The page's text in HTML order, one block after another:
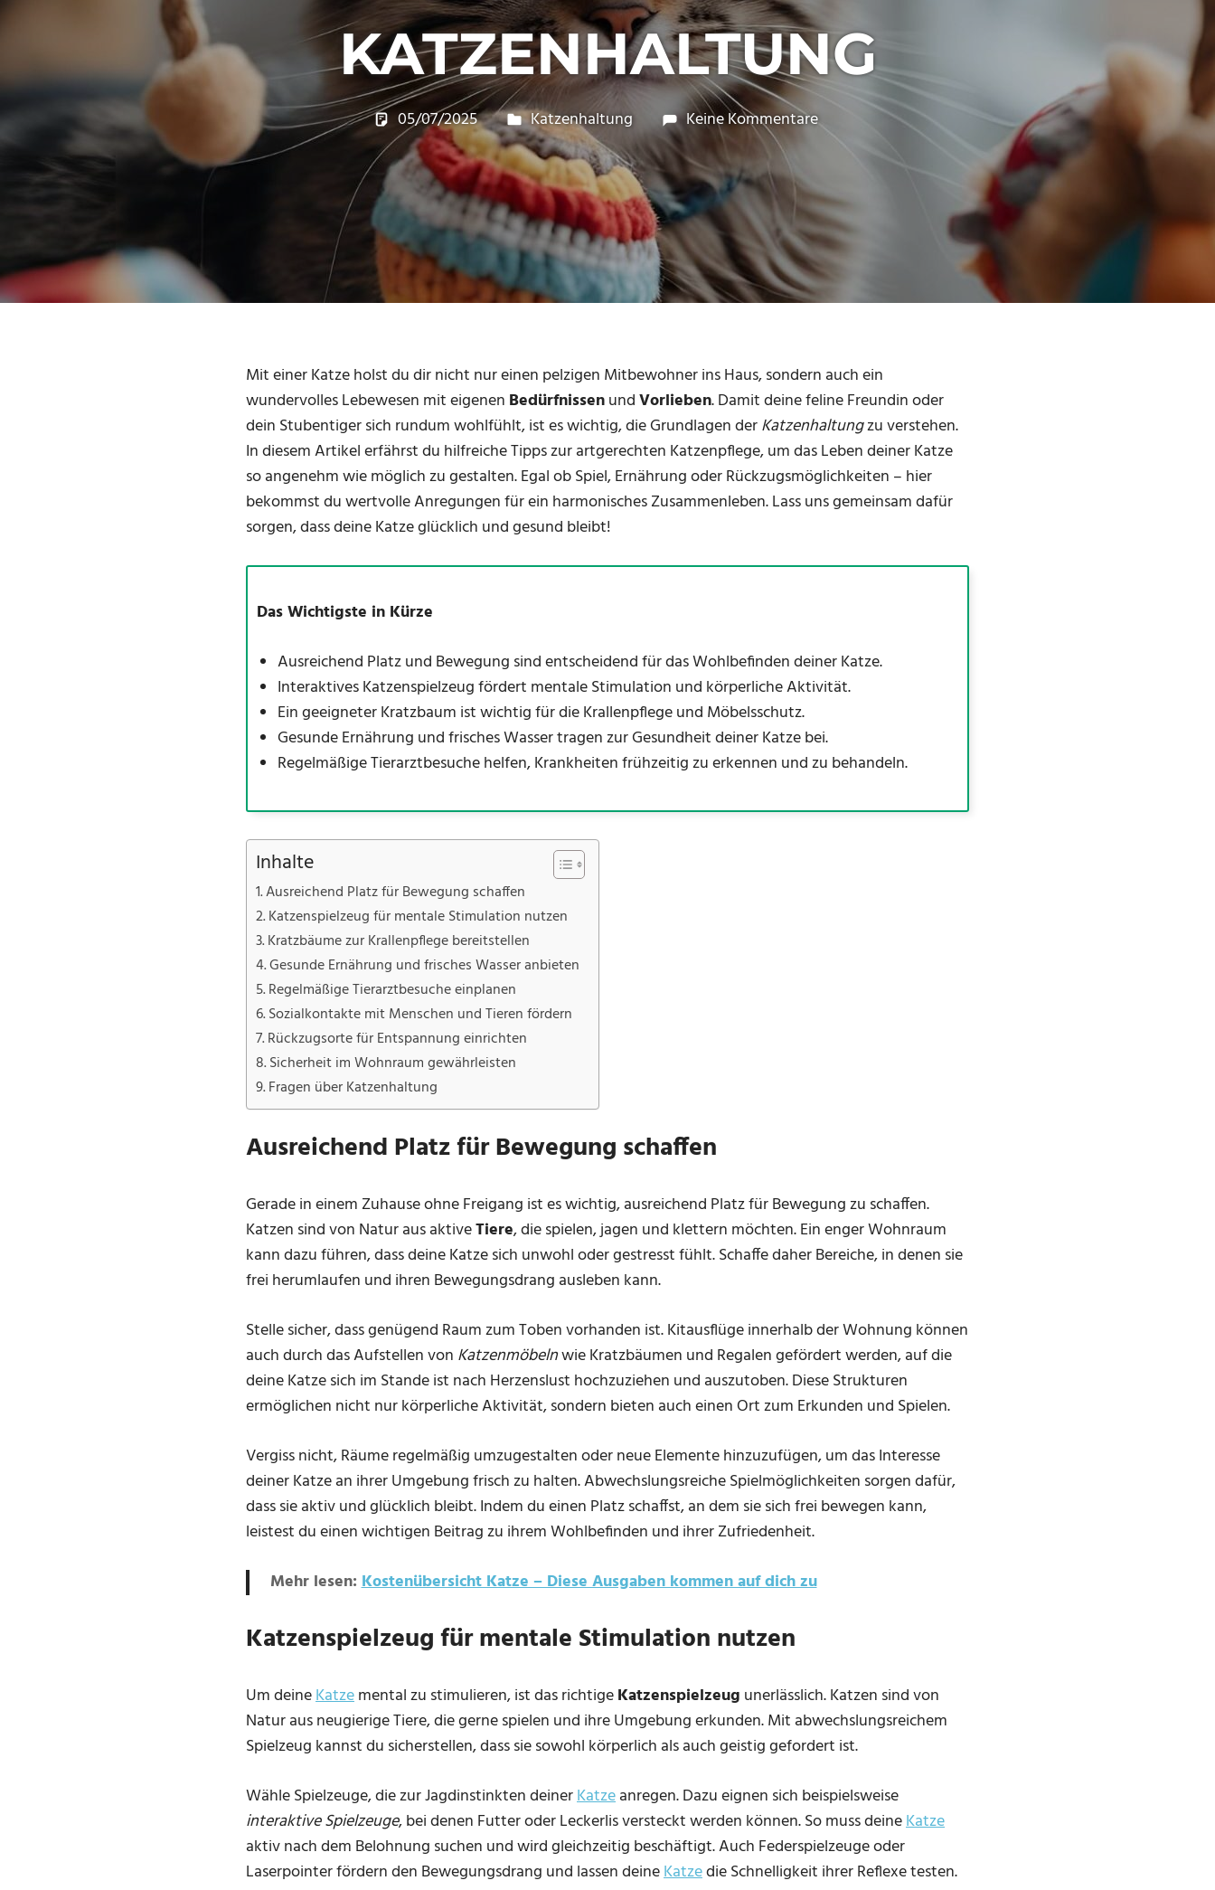
KATZENHALTUNG
05/07/2025 Veronika
Katzenhaltung Keine Kommentare
Mit einer Katze holst du dir nicht nur einen pelzigen Mitbewohner ins Haus, sondern auch ein
wundervolles Lebewesen mit eigenen BedürfnissenundVorlieben. Damit deine feline Freundin oder
dein Stubentiger sich rundum wohlfühlt, ist es wichtig, die Grundlagen derKatzenhaltungzu verstehen.
In diesem Artikel erfährst du hilfreiche Tipps zur artgerechten Katzenpflege, um das Leben deiner Katze
so angenehm wie möglich zu gestalten. Egal ob Spiel, Ernährung oder Rückzugsmöglichkeiten – hier
bekommst du wertvolle Anregungen für ein harmonisches Zusammenleben. Lass uns gemeinsam dafür
sorgen, dass deine Katze glücklich und gesund bleibt!
Das Wichtigste in Kürze
Ausreichend Platz und Bewegung sind entscheidend für das Wohlbefinden deiner Katze.
Interaktives Katzenspielzeug fördert mentale Stimulation und körperliche Aktivität.
Ein geeigneter Kratzbaum ist wichtig für die Krallenpflege und Möbelsschutz.
Gesunde Ernährung und frisches Wasser tragen zur Gesundheit deiner Katze bei.
Regelmäßige Tierarztbesuche helfen, Krankheiten frühzeitig zu erkennen und zu behandeln.
Inhalte
Ausreichend Platz für Bewegung schaffen
Katzenspielzeug für mentale Stimulation nutzen
Kratzbäume zur Krallenpflege bereitstellen
Gesunde Ernährung und frisches Wasser anbieten
Regelmäßige Tierarztbesuche einplanen
Sozialkontakte mit Menschen und Tieren fördern
Rückzugsorte für Entspannung einrichten
Sicherheit im Wohnraum gewährleisten
Fragen über Katzenhaltung
Ausreichend Platz für Bewegung schaffen
Gerade in einem Zuhause ohne Freigang ist es wichtig, ausreichend Platz für Bewegung zu schaffen.
Katzen sind von Natur aus aktiveTiere, die spielen, jagen und klettern möchten. Ein enger Wohnraum
kann dazu führen, dass deine Katze sich unwohl oder gestresst fühlt. Schaffe daher Bereiche, in denen sie
frei herumlaufen und ihren Bewegungsdrang ausleben kann.
Stelle sicher, dass genügend Raum zum Toben vorhanden ist. Kitausflüge innerhalb der Wohnung können
auch durch das Aufstellen von Katzenmöbelnwie Kratzbäumen und Regalen gefördert werden, auf die
deine Katze sich im Stande ist nach Herzenslust hochzuziehen und auszutoben. Diese Strukturen
ermöglichen nicht nur körperliche Aktivität, sondern bieten auch einen Ort zum Erkunden und Spielen.
Vergiss nicht, Räume regelmäßig umzugestalten oder neue Elemente hinzuzufügen, um das Interesse
deiner Katze an ihrer Umgebung frisch zu halten. Abwechslungsreiche Spielmöglichkeiten sorgen dafür,
dass sie aktiv und glücklich bleibt. Indem du einen Platz schaffst, an dem sie sich frei bewegen kann,
leistest du einen wichtigen Beitrag zu ihrem Wohlbefinden und ihrer Zufriedenheit.
Mehr lesen:Kostenübersicht Katze – Diese Ausgaben kommen auf dich zu
Katzenspielzeug für mentale Stimulation nutzen
Um deineKatzemental zu stimulieren, ist das richtigeKatzenspielzeug unerlässlich. Katzen sind von
Natur aus neugierige Tiere, die gerne spielen und ihre Umgebung erkunden. Mit abwechslungsreichem
Spielzeug kannst du sicherstellen, dass sie sowohl körperlich als auch geistig gefordert ist.
Wähle Spielzeuge, die zur Jagdinstinkten deinerKatzeanregen. Dazu eignen sich beispielsweise
interaktive Spielzeuge, bei denen Futter oder Leckerlis versteckt werden können. So muss deineKatze
aktiv nach dem Belohnung suchen und wird gleichzeitig beschäftigt. Auch Federspielzeuge oder
Laserpointer fördern den Bewegungsdrang und lassen deineKatzedie Schnelligkeit ihrer Reflexe testen.